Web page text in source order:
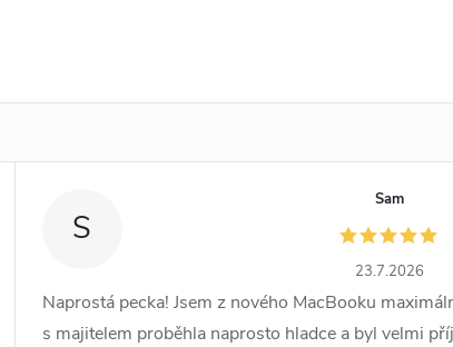
S
Sam
23.7.2026
Naprostá pecka! Jsem z nového MacBooku
s majitelem proběhla naprosto hladce a byl velmi